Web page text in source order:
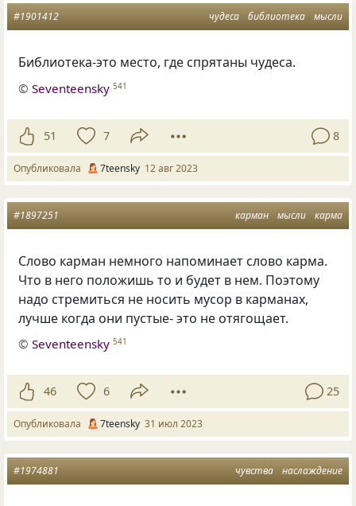
чудеса библиотека мысли
#1901412
Библиотека-это место, где спрятаны чудеса.
©Seventeensky 541
51 7 8
Опубликовала 7teensky 12 авг 2023
карман мысли карма
#1897251
Слово карман немного напоминает слово карма.
Что в него положишь то и будет в нем. Поэтому
надо стремиться не носить мусор в карманах,
лучше когда они пустые- это не отягощает.
©Seventeensky 541
46 6 25
Опубликовала 7teensky 31 июл 2023
чувства наслаждение
#1974881